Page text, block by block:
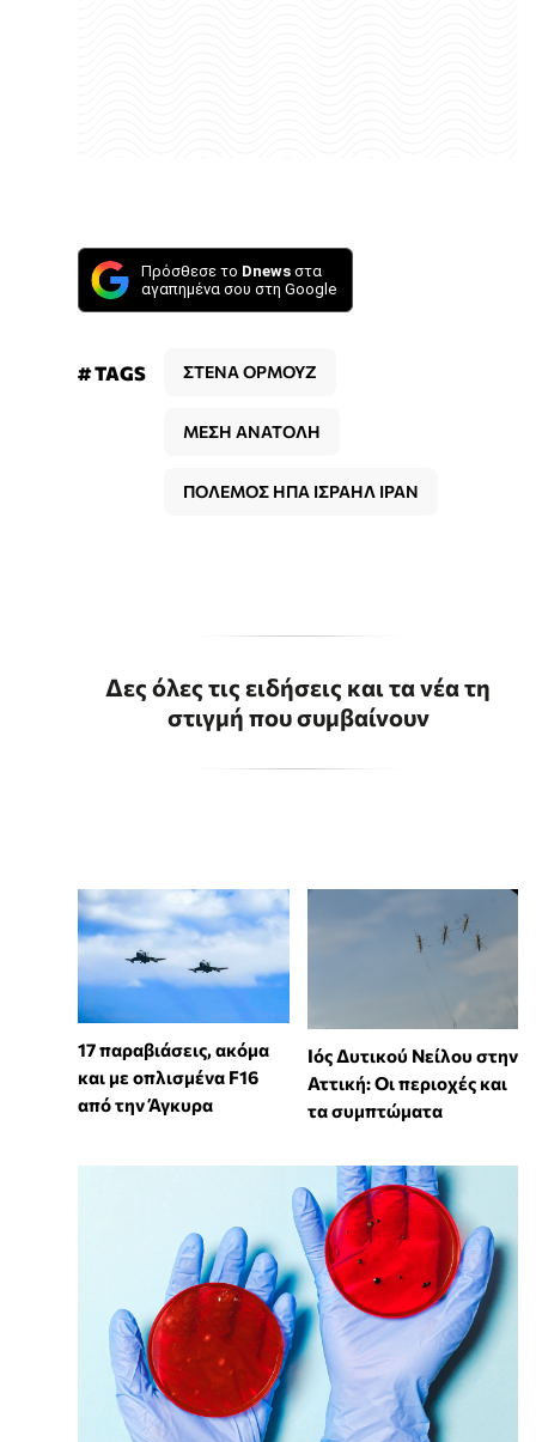
Πρόσθεσε το Dnews στα
αγαπημένα σου στη Google
# TAGS ΣΤΕΝΑ ΟΡΜΟΥΖ
ΜΕΣΗ ΑΝΑΤΟΛΗ
ΠΟΛΕΜΟΣ ΗΠΑ ΙΣΡΑΗΛ ΙΡΑΝ
Δες όλες τις ειδήσεις και τα νέα τη
στιγμή που συμβαίνουν
17 παραβιάσεις, ακόμα
και με οπλισμένα F16
από την Άγκυρα
Ιός Δυτικού Νείλου στην
Αττική: Οι περιοχές και
τα συμπτώματα